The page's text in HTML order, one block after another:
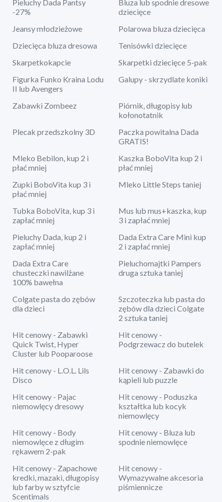
Pieluchy Dada Pantsy
-27%
Bluza lub spodnie dresowe
dziecięce
Jeansy młodzieżowe
Polarowa bluza dziecięca
Dziecięca bluza dresowa
Tenisówki dziecięce
Skarpetkokapcie
Skarpetki dziecięce 5-pak
Figurka Funko Kraina Lodu
II lub Avengers
Galupy - skrzydlate koniki
Zabawki Zombeez
Piórnik, długopisy lub
kołonotatnik
Plecak przedszkolny 3D
Paczka powitalna Dada
GRATIS!
Mleko Bebilon, kup 2 i
płać mniej
Kaszka BoboVita kup 2 i
płać mniej
Zupki BoboVita kup 3 i
płać mniej
Mleko Little Steps taniej
Tubka BoboVita, kup 3 i
zapłać mniej
Mus lub mus+kaszka, kup
3 i zapłać mniej
Pieluchy Dada, kup 2 i
zapłać mniej
Dada Extra Care Mini kup
2 i zapłać mniej
Dada Extra Care
chusteczki nawilżane
100% bawełna
Pieluchomajtki Pampers
druga sztuka taniej
Colgate pasta do zębów
dla dzieci
Szczoteczka lub pasta do
zębów dla dzieci Colgate
2 sztuka taniej
Hit cenowy - Zabawki
Quick Twist, Hyper
Cluster lub Pooparoose
Hit cenowy -
Podgrzewacz do butelek
Hit cenowy - L.O.L. Lils
Disco
Hit cenowy - Zabawki do
kąpieli lub puzzle
Hit cenowy - Pajac
niemowlęcy dresowy
Hit cenowy - Poduszka
kształtka lub kocyk
niemowlęcy
Hit cenowy - Body
niemowlęce z długim
rękawem 2-pak
Hit cenowy - Bluza lub
spodnie niemowlęce
Hit cenowy - Zapachowe
kredki, mazaki, długopisy
lub farby w sztyfcie
Scentimals
Hit cenowy -
Wymazywalne akcesoria
piśmiennicze